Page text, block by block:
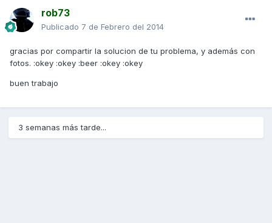
rob73
Publicado 7 de Febrero del 2014
gracias por compartir la solucion de tu problema, y además con
fotos. :okey :okey :beer :okey :okey
buen trabajo
3 semanas más tarde...